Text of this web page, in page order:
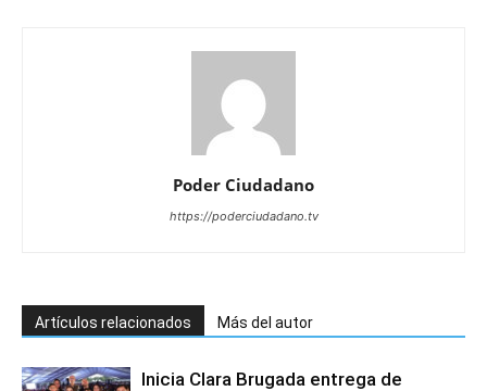
Poder Ciudadano
https://poderciudadano.tv
Artículos relacionados Más del autor
Inicia Clara Brugada entrega de